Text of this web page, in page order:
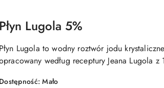
Płyn Lugola 5%
Płyn Lugola to wodny roztwór jodu
według receptury Jeana Lugola z
Dostępność:Mało